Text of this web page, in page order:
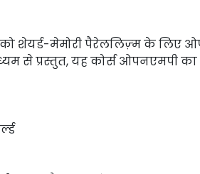
शेयर्ड-मेमोरी पैरेललिज़्म के लिए
से प्रस्तुत, यह कोर्स ओपनएमपी